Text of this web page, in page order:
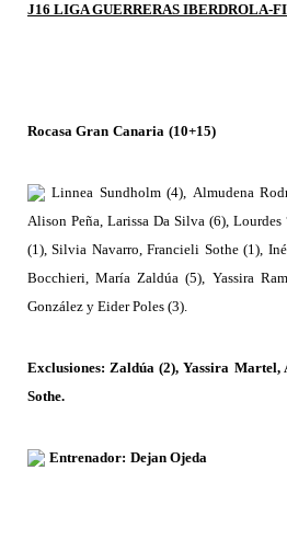
J16 LIGA GUERRERAS IBERDROLA-
Rocasa Gran Canaria (10+15)
Linnea Sundholm (4), Almudena R
Alison Peña, Larissa Da Silva (6), Lourdes
(1), Silvia Navarro,Francieli Sothe(1),
Bocchieri, María Zaldúa (5), Yassira R
González y EiderPoles (3).
Exclusiones:Zaldúa (2), Yassira Martel,
Sothe.
Entrenador: Dejan Ojeda